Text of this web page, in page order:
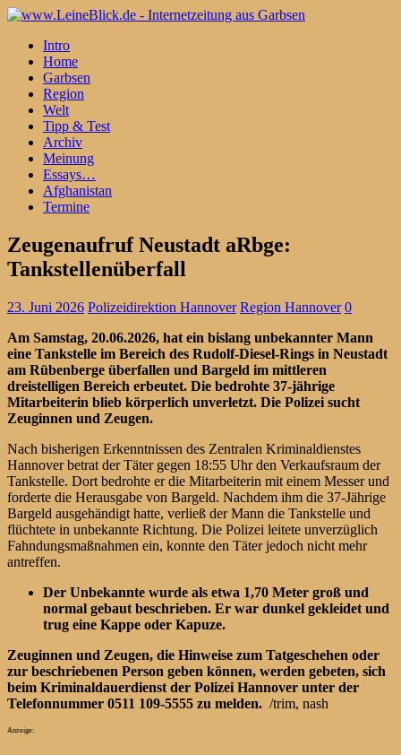
Intro
Home
Garbsen
Region
Welt
Tipp & Test
Archiv
Meinung
Essays…
Afghanistan
Termine
Zeugenaufruf Neustadt aRbge:
Tankstellenüberfall
23. Juni 2026 Polizeidirektion Hannover Region Hannover 0
Am Samstag, 20.06.2026, hat ein bislang unbekannter Mann
eine Tankstelle im Bereich des Rudolf-Diesel-Rings in Neustadt
am Rübenberge überfallen und Bargeld im mittleren
dreistelligen Bereich erbeutet. Die bedrohte 37-jährige
Mitarbeiterin blieb körperlich unverletzt. Die Polizei sucht
Zeuginnen und Zeugen.
Nach bisherigen Erkenntnissen des Zentralen Kriminaldienstes
Hannover betrat der Täter gegen 18:55 Uhr den Verkaufsraum der
Tankstelle. Dort bedrohte er die Mitarbeiterin mit einem Messer und
forderte die Herausgabe von Bargeld. Nachdem ihm die 37-Jährige
Bargeld ausgehändigt hatte, verließ der Mann die Tankstelle und
flüchtete in unbekannte Richtung. Die Polizei leitete unverzüglich
Fahndungsmaßnahmen ein, konnte den Täter jedoch nicht mehr
antreffen.
Der Unbekannte wurde als etwa 1,70 Meter groß und
normal gebaut beschrieben. Er war dunkel gekleidet und
trug eine Kappe oder Kapuze.
Zeuginnen und Zeugen, die Hinweise zum Tatgeschehen oder
zur beschriebenen Person geben können, werden gebeten, sich
beim Kriminaldauerdienst der Polizei Hannover unter der
Telefonnummer 0511 109-5555 zu melden. /trim, nash
Anzeige: